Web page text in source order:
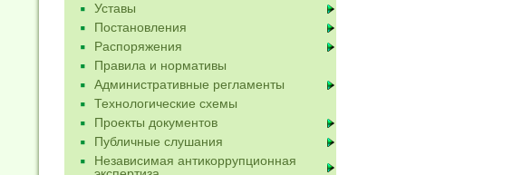
Уставы
Постановления
Распоряжения
Правила и нормативы
Административные регламенты
Технологические схемы
Проекты документов
Публичные слушания
Независимая антикоррупционная